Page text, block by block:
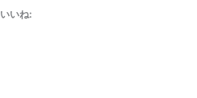
いいね: